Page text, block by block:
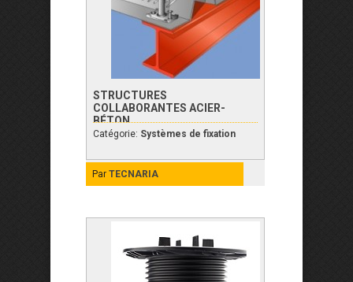
STRUCTURES
COLLABORANTES ACIER-
BÉTON
Catégorie: Systèmes de fixation
Par TECNARIA